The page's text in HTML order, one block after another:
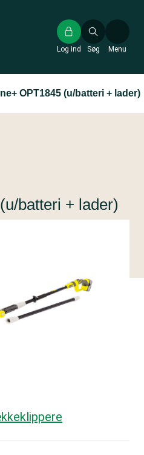
Søg
Log ind Menu
OPT1845 (u/batteri + lader)
batteri + lader)